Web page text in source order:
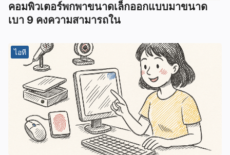
คอมพิวเตอร์พกพาขนาดเล็กออกแบบมาขนาด
เบา 9 คงความสามารถใน
ไอที